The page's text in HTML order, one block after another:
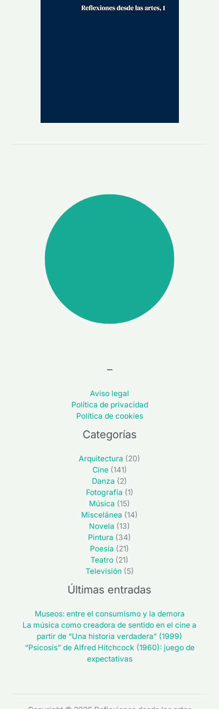
–
Aviso legal
Política de privacidad
Política de cookies
Categorías
Arquitectura (20)
Cine(141)
Danza (2)
Fotografía (1)
Música (15)
Miscelánea (14)
Novela (13)
Pintura (34)
Poesía (21)
Teatro (21)
Televisión (5)
Últimas entradas
Museos: entre el consumismo y la demora
La música como creadora de sentido en el cine a
partir de “Una historia verdadera” (1999)
“Psicosis” de Alfred Hitchcock (1960): juego de
expectativas